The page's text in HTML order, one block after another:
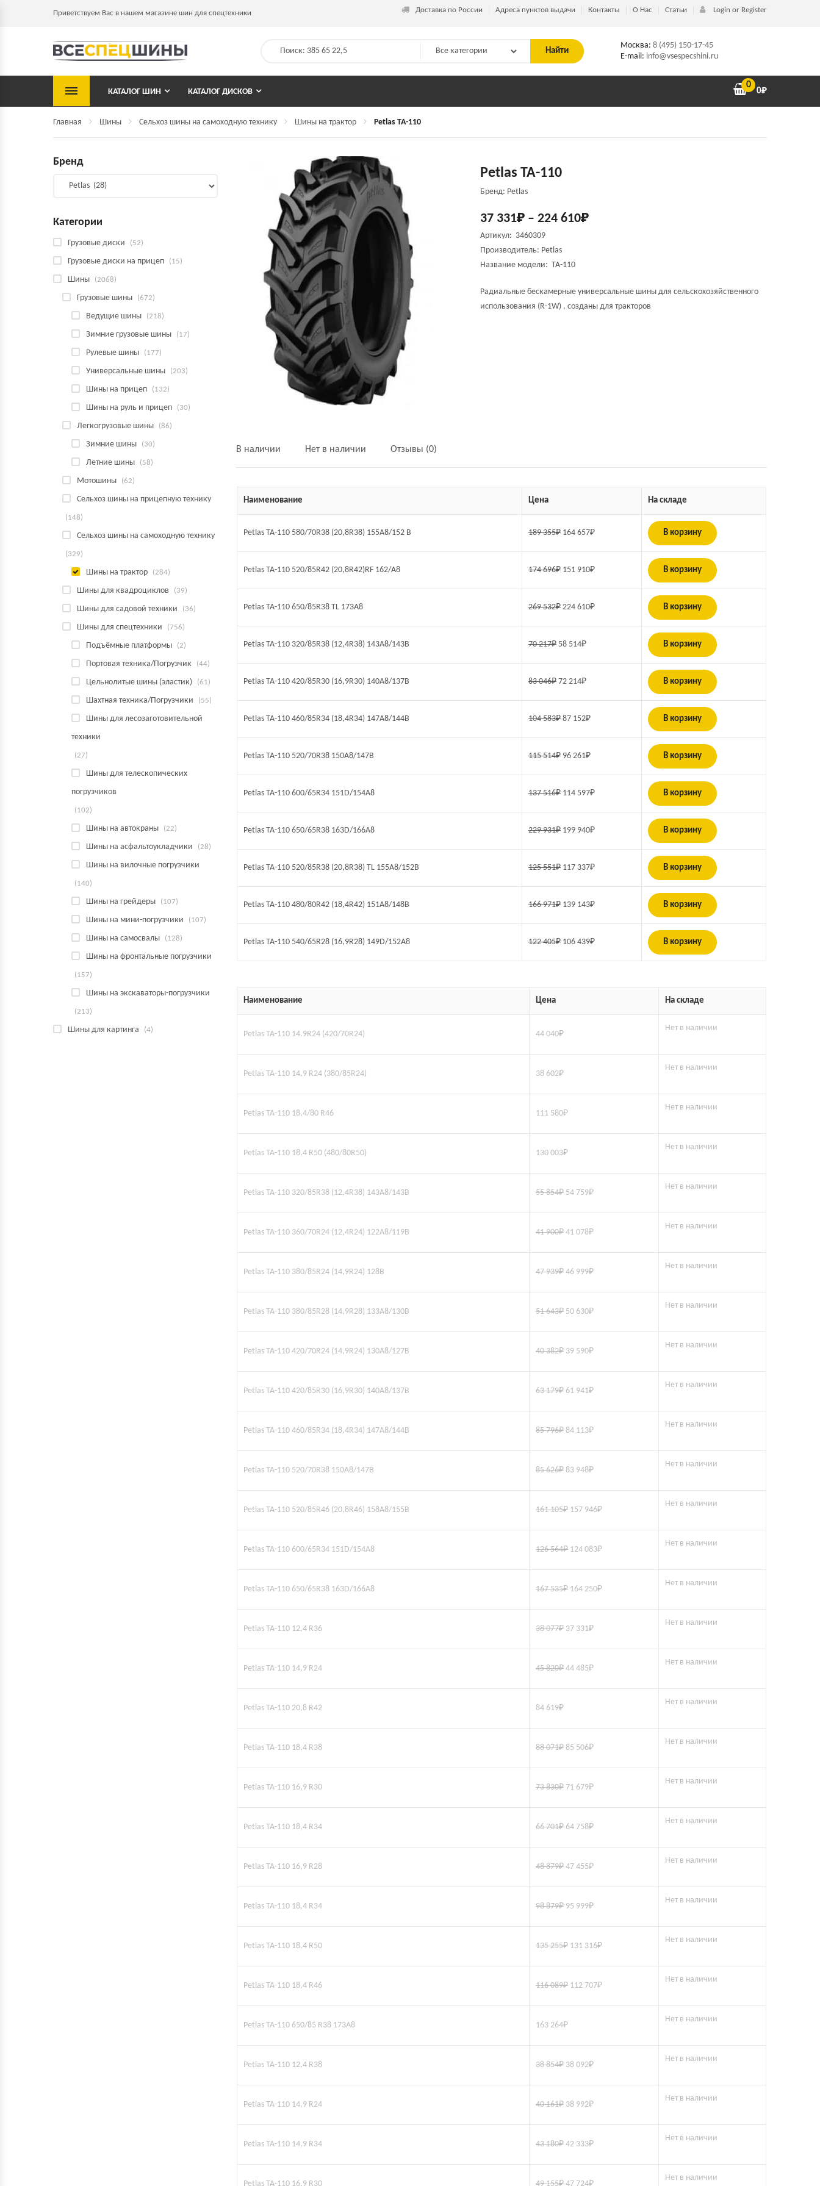
Приветствуем Вас в нашем магазине шин для спецтехники Доставка по России Адреса пунктов выдачи Контакты О Нас Статьи Login or Register
Найти
Москва: 8 (495) 150-17-45
E-mail: info@vsespecshini.ru
КАТАЛОГ ШИН КАТАЛОГ ДИСКОВ
0
0₽
Главная Шины Сельхоз шины на самоходную технику Шины на трактор Petlas TA-110
Petlas TA-110
Бренд: Petlas
37 331₽ – 224 610₽
Артикул: 3460309
Производитель: Petlas
Название модели: TA-110
Радиальные бескамерные универсальные шины для сельскохозяйственного
использования (R-1W) , созданы для тракторов
В наличии Нет в наличии Отзывы (0)
Наименование Цена На складе
Petlas TA-110 580/70R38 (20,8R38) 155A8/152 B 189 355₽ 164 657₽ В корзину
Petlas TA-110 520/85R42 (20,8R42)RF 162/A8 174 696₽ 151 910₽ В корзину
Petlas TA-110 650/85R38 TL 173A8 269 532₽ 224 610₽ В корзину
Petlas TA-110 320/85R38 (12,4R38) 143A8/143B 70 217₽ 58 514₽ В корзину
Petlas TA-110 420/85R30 (16,9R30) 140A8/137B 83 046₽ 72 214₽ В корзину
Petlas TA-110 460/85R34 (18,4R34) 147A8/144B 104 583₽ 87 152₽ В корзину
Petlas TA-110 520/70R38 150A8/147B 115 514₽ 96 261₽ В корзину
Petlas TA-110 600/65R34 151D/154A8 137 516₽ 114 597₽ В корзину
Petlas TA-110 650/65R38 163D/166A8 229 931₽ 199 940₽ В корзину
Petlas TA-110 520/85R38 (20,8R38) TL 155A8/152B 125 551₽ 117 337₽ В корзину
Petlas TA-110 480/80R42 (18,4R42) 151A8/148B 166 971₽ 139 143₽ В корзину
Petlas TA-110 540/65R28 (16,9R28) 149D/152A8 122 405₽ 106 439₽ В корзину
Наименование Цена На складе
Petlas TA-110 14.9R24 (420/70R24) 44 040₽
Нет в наличии
Petlas TA-110 14,9 R24 (380/85R24) 38 602₽
Нет в наличии
Petlas TA-110 18,4/80 R46 111 580₽
Нет в наличии
Petlas TA-110 18,4 R50 (480/80R50) 130 003₽
Нет в наличии
Petlas TA-110 320/85R38 (12,4R38) 143A8/143B 55 854₽ 54 759₽
Нет в наличии
Petlas TA-110 360/70R24 (12,4R24) 122A8/119B 41 900₽ 41 078₽
Нет в наличии
Petlas TA-110 380/85R24 (14,9R24) 128B 47 939₽ 46 999₽
Нет в наличии
Petlas TA-110 380/85R28 (14,9R28) 133A8/130B 51 643₽ 50 630₽
Нет в наличии
Petlas TA-110 420/70R24 (14,9R24) 130A8/127B 40 382₽ 39 590₽
Нет в наличии
Petlas TA-110 420/85R30 (16,9R30) 140A8/137B 63 179₽ 61 941₽
Нет в наличии
Petlas TA-110 460/85R34 (18,4R34) 147A8/144B 85 796₽ 84 113₽
Нет в наличии
Petlas TA-110 520/70R38 150A8/147B 85 626₽ 83 948₽
Нет в наличии
Petlas TA-110 520/85R46 (20,8R46) 158A8/155B 161 105₽ 157 946₽
Нет в наличии
Petlas TA-110 600/65R34 151D/154A8 126 564₽ 124 083₽
Нет в наличии
Petlas TA-110 650/65R38 163D/166A8 167 535₽ 164 250₽
Нет в наличии
Petlas TA-110 12,4 R36 38 077₽ 37 331₽
Нет в наличии
Petlas TA-110 14,9 R24 45 820₽ 44 485₽
Нет в наличии
Petlas TA-110 20,8 R42 84 619₽
Нет в наличии
Petlas TA-110 18,4 R38 88 071₽ 85 506₽
Нет в наличии
Petlas TA-110 16,9 R30 73 830₽ 71 679₽
Нет в наличии
Petlas TA-110 18,4 R34 66 701₽ 64 758₽
Нет в наличии
Petlas TA-110 16,9 R28 48 879₽ 47 455₽
Нет в наличии
Petlas TA-110 18,4 R34 98 879₽ 95 999₽
Нет в наличии
Petlas TA-110 18,4 R50 135 255₽ 131 316₽
Нет в наличии
Petlas TA-110 18,4 R46 116 089₽ 112 707₽
Нет в наличии
Petlas TA-110 650/85 R38 173A8 163 264₽
Нет в наличии
Petlas TA-110 12,4 R38 38 854₽ 38 092₽
Нет в наличии
Petlas TA-110 14,9 R24 40 161₽ 38 992₽
Нет в наличии
Petlas TA-110 14,9 R34 43 180₽ 42 333₽
Нет в наличии
Petlas TA-110 16,9 R30 49 155₽ 47 724₽
Нет в наличии
Бренд
Категории
Грузовые диски (52)
Грузовые диски на прицеп (15)
Шины (2068)
Грузовые шины (672)
Ведущие шины (218)
Зимние грузовые шины (17)
Рулевые шины (177)
Универсальные шины (203)
Шины на прицеп (132)
Шины на руль и прицеп (30)
Легкогрузовые шины (86)
Зимние шины (30)
Летние шины (58)
Мотошины (62)
Сельхоз шины на прицепную технику
(148)
Сельхоз шины на самоходную технику
(329)
Шины на трактор (284)
Шины для квадроциклов (39)
Шины для садовой техники (36)
Шины для спецтехники (756)
Подъёмные платформы (2)
Портовая техника/Погрузчик (44)
Цельнолитые шины (эластик) (61)
Шахтная техника/Погрузчики (55)
Шины для лесозаготовительной
техники
(27)
Шины для телескопических
погрузчиков
(102)
Шины на автокраны (22)
Шины на асфальтоукладчики (28)
Шины на вилочные погрузчики
(140)
Шины на грейдеры (107)
Шины на мини-погрузчики (107)
Шины на самосвалы (128)
Шины на фронтальные погрузчики
(157)
Шины на экскаваторы-погрузчики
(213)
Шины для картинга (4)